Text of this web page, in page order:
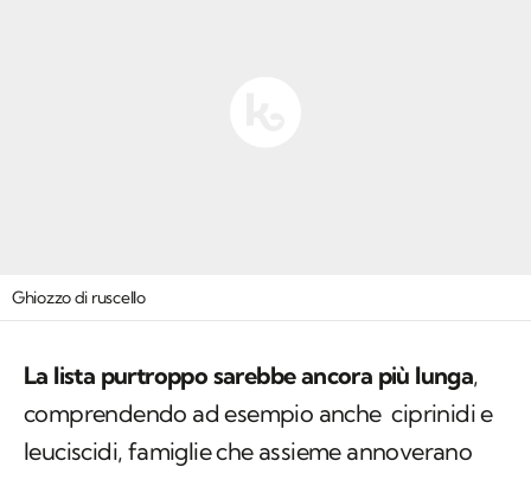
Ghiozzo di ruscello
La lista purtroppo sarebbe ancora più lunga,
comprendendo ad esempio anche ciprinidi e
leuciscidi, famiglie che assieme annoverano